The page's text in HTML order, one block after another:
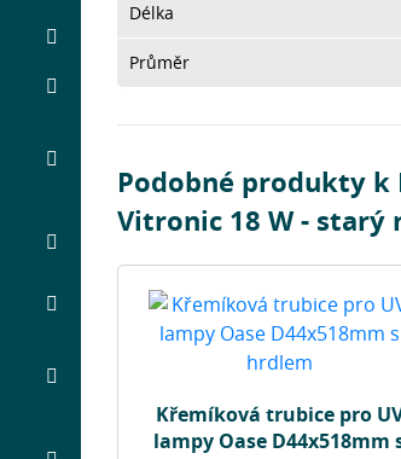
Délka
Průměr
Podobné produkty k
Vitronic 18 W - starý
Křemíková trubice pro
lampy Oase D44x518mm